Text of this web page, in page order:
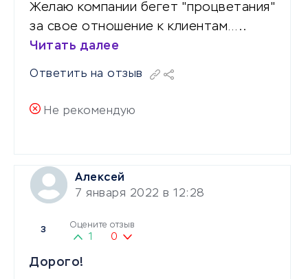
Желаю компании бегет "процветания"
за свое отношение к клиентам…..
Читать далее
Ответить на отзыв
Не рекомендую
Алексей
7 января 2022 в 12:28
3
Оцените отзыв
1 0
Дорого!